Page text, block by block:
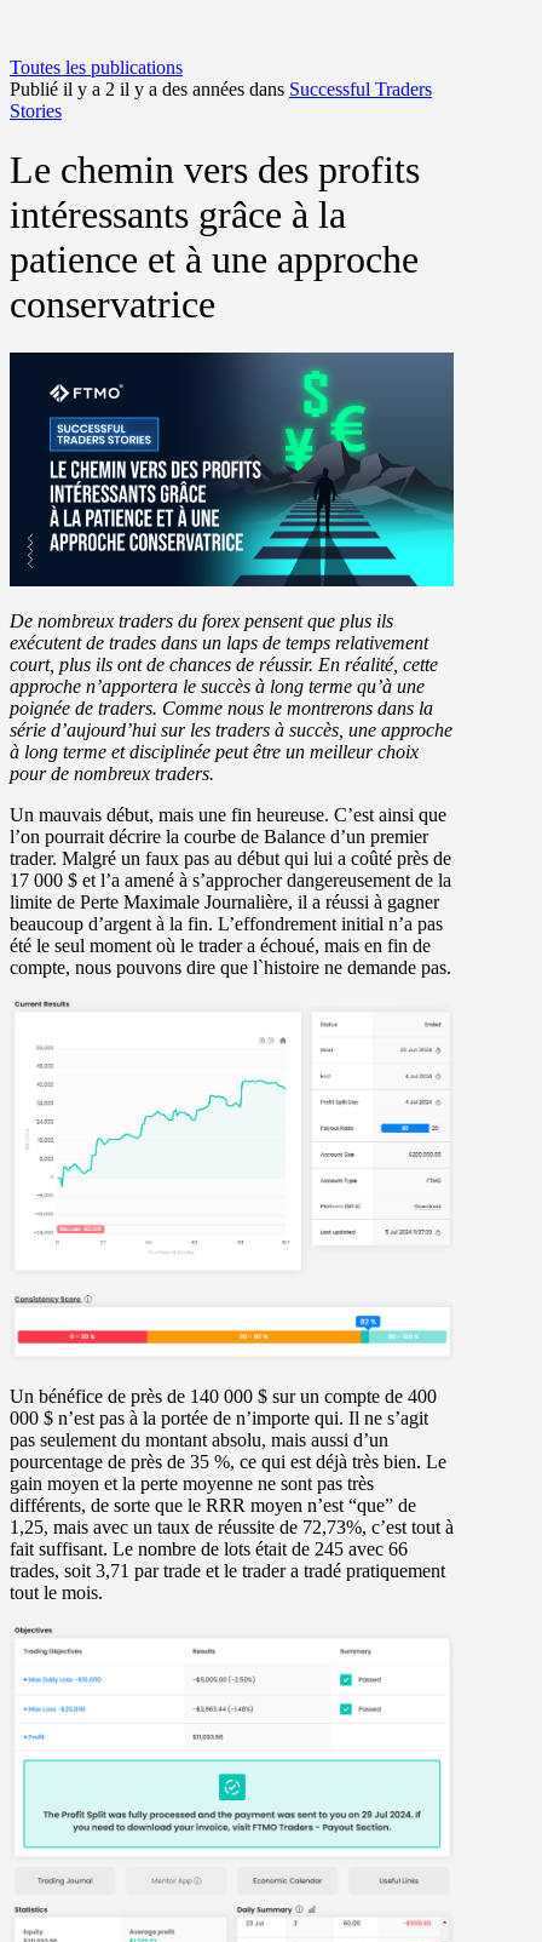
Toutes les publications
Publié il y a 2 il y a des années dans Successful Traders
Stories
Le chemin vers des profits
intéressants grâce à la
patience et à une approche
conservatrice
De nombreux traders du forex pensent que plus ils
exécutent de trades dans un laps de temps relativement
court, plus ils ont de chances de réussir. En réalité, cette
approche n’apportera le succès à long terme qu’à une
poignée de traders. Comme nous le montrerons dans la
série d’aujourd’hui sur les traders à succès, une approche
à long terme et disciplinée peut être un meilleur choix
pour de nombreux traders.
Un mauvais début, mais une fin heureuse. C’est ainsi que
l’on pourrait décrire la courbe de Balance d’un premier
trader. Malgré un faux pas au début qui lui a coûté près de
17 000 $ et l’a amené à s’approcher dangereusement de la
limite de Perte Maximale Journalière, il a réussi à gagner
beaucoup d’argent à la fin. L’effondrement initial n’a pas
été le seul moment où le trader a échoué, mais en fin de
compte, nous pouvons dire que l`histoire ne demande pas.
Un bénéfice de près de 140 000 $ sur un compte de 400
000 $ n’est pas à la portée de n’importe qui. Il ne s’agit
pas seulement du montant absolu, mais aussi d’un
pourcentage de près de 35 %, ce qui est déjà très bien. Le
gain moyen et la perte moyenne ne sont pas très
différents, de sorte que le RRR moyen n’est “que” de
1,25, mais avec un taux de réussite de 72,73%, c’est tout à
fait suffisant. Le nombre de lots était de 245 avec 66
trades, soit 3,71 par trade et le trader a tradé pratiquement
tout le mois.